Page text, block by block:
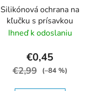
Silikónová ochrana na
kľučku s prísavkou
Ihneď k odoslaniu
€0,45
€2,99 (–84 %)